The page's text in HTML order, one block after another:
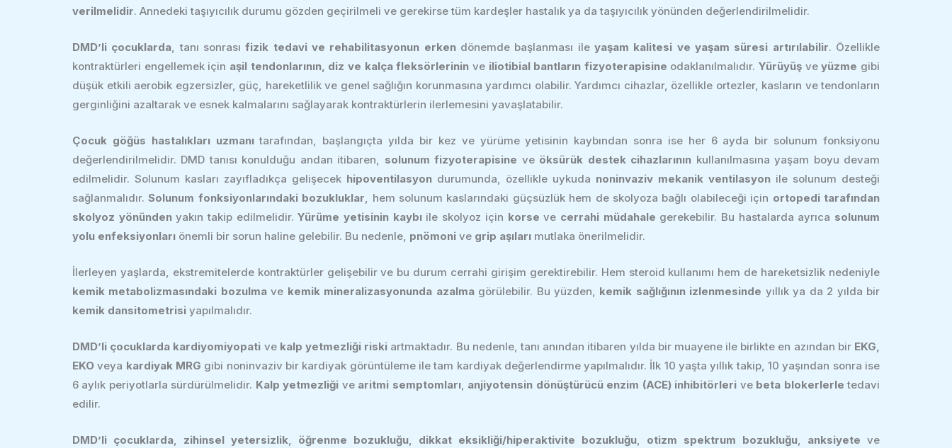
verilmelidir. Annedeki taşıyıcılık durumu gözden geçirilmeli ve gerekirse tüm kardeşler hastalık ya da taşıyıcılık yönünden değerlendirilmelidir.
DMD’li çocuklarda, tanı sonrasıfizik tedavi ve rehabilitasyonun erkendönemde başlanması ileyaşam kalitesi ve yaşam süresi artırılabilir. Özellikle
kontraktürleri engellemek için aşil tendonlarının, diz ve kalça fleksörlerinin ve iliotibial bantların fizyoterapisine odaklanılmalıdır.Yürüyüş veyüzme gibi
düşük etkili aerobik egzersizler, güç, hareketlilik ve genel sağlığın korunmasına yardımcı olabilir. Yardımcı cihazlar, özellikle ortezler, kasların ve tendonların
gerginliğini azaltarak ve esnek kalmalarını sağlayarak kontraktürlerin ilerlemesini yavaşlatabilir.
Çocuk göğüs hastalıkları uzmanıtarafından, başlangıçta yılda bir kez ve yürüme yetisinin kaybından sonra ise her 6 ayda bir solunum fonksiyonu
değerlendirilmelidir. DMD tanısı konulduğu andan itibaren, solunum fizyoterapisine ve öksürük destek cihazlarının kullanılmasına yaşam boyu devam
edilmelidir. Solunum kasları zayıfladıkça gelişecek hipoventilasyon durumunda, özellikle uykuda noninvaziv mekanik ventilasyon ile solunum desteği
sağlanmalıdır.Solunum fonksiyonlarındaki bozukluklar, hem solunum kaslarındaki güçsüzlük hem de skolyoza bağlı olabileceği için ortopedi tarafından
skolyoz yönündenyakın takip edilmelidir.Yürüme yetisinin kaybıile skolyoz için korse ve cerrahi müdahale gerekebilir. Bu hastalarda ayrıca solunum
yolu enfeksiyonları önemli bir sorun haline gelebilir. Bu nedenle, pnömoni ve grip aşıları mutlaka önerilmelidir.
İlerleyen yaşlarda, ekstremitelerde kontraktürler gelişebilir ve bu durum cerrahi girişim gerektirebilir. Hem steroid kullanımı hem de hareketsizlik nedeniyle
kemik metabolizmasındaki bozulmave kemik mineralizasyonunda azalmagörülebilir. Bu yüzden, kemik sağlığının izlenmesinde yıllık ya da 2 yılda bir
kemik dansitometrisi yapılmalıdır.
DMD’li çocuklarda kardiyomiyopati ve kalp yetmezliği riski artmaktadır. Bu nedenle, tanı anından itibaren yılda bir muayene ile birlikte en azından bir EKG,
EKO veya kardiyak MRG gibi noninvaziv bir kardiyak görüntüleme ile tam kardiyak değerlendirme yapılmalıdır. İlk 10 yaşta yıllık takip, 10 yaşından sonra ise
6 aylık periyotlarla sürdürülmelidir. Kalp yetmezliği ve aritmi semptomları, anjiyotensin dönüştürücü enzim (ACE) inhibitörleri ve beta blokerlerle tedavi
edilir.
DMD’li çocuklarda, zihinsel yetersizlik, öğrenme bozukluğu, dikkat eksikliği/hiperaktivite bozukluğu, otizm spektrum bozukluğu, anksiyete ve